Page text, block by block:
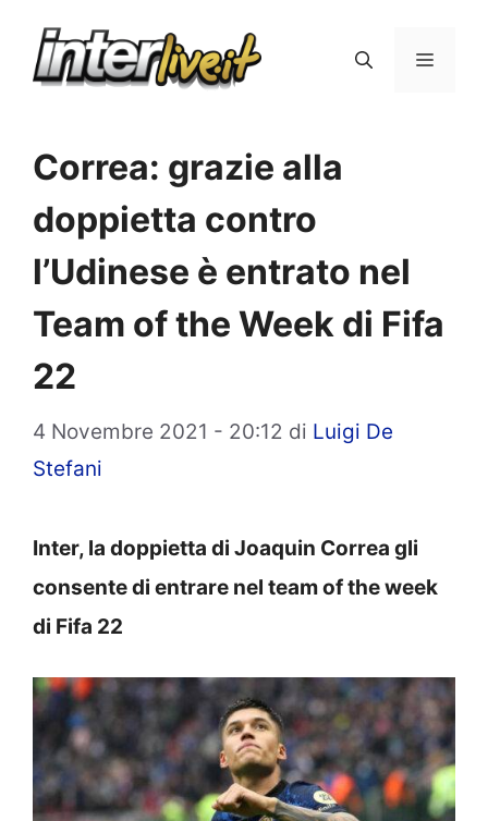
Menu
Correa: grazie alla
doppietta contro
l’Udinese è entrato nel
Team of the Week di Fifa
22
4 Novembre 2021 - 20:12 di Luigi De
Stefani
Inter, la doppietta di Joaquin Correa gli
consente di entrare nel team of the week
di Fifa 22